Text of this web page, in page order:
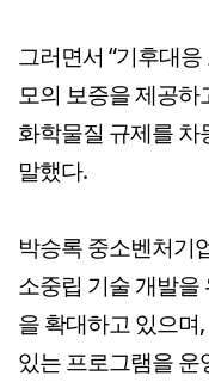
그러면서 “기후대
모의 보증을 제공하
화학물질 규제를
말했다.
박승록 중소벤처기
소중립 기술 개발을
을 확대하고 있으
있는 프로그램을